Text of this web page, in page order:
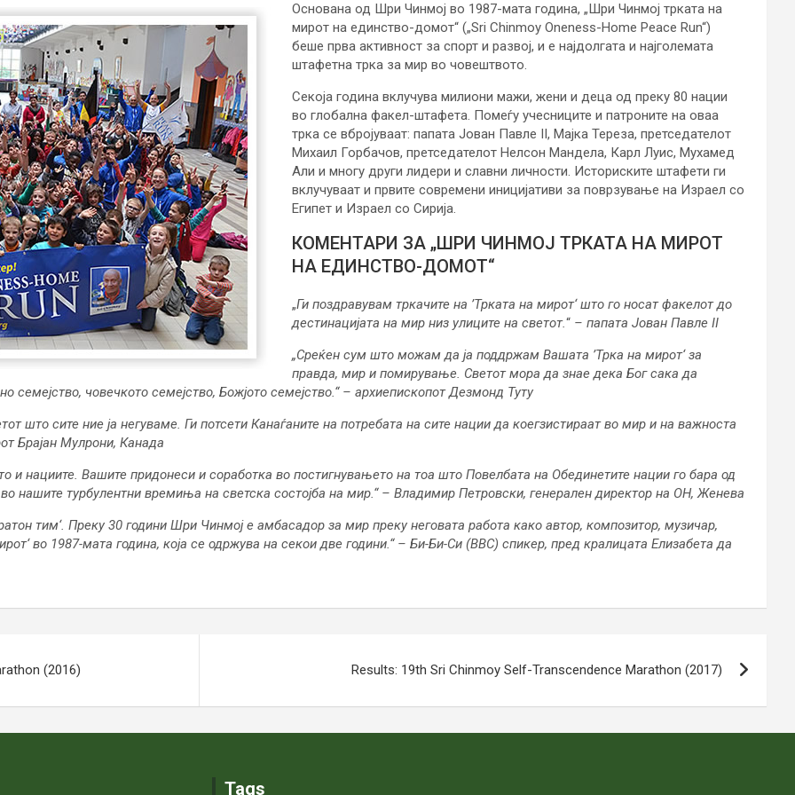
Основана од Шри Чинмој во 1987-мата година, „Шри Чинмој трката на
мирот на единство-домот“ („Sri Chinmoy Oneness-Home Peace Run“)
беше прва активност за спорт и развој, и е најдолгата и најголемата
штафетна трка за мир во човештвото.
Секоја година вклучува милиони мажи, жени и деца од преку 80 нации
во глобална факел-штафета. Помеѓу учесниците и патроните на оваа
трка се вбројуваат: папата Јован Павле II, Мајка Тереза, претседателот
Михаил Горбачов, претседателот Нелсон Мандела, Карл Луис, Мухамед
Али и многу други лидери и славни личности. Историските штафети ги
вклучуваат и првите современи иницијативи за поврзување на Израел со
Египет и Израел со Сирија.
КОМЕНТАРИ ЗА „ШРИ ЧИНМОЈ ТРКАТА НА МИРОТ
НА ЕДИНСТВО-ДОМОТ“
„Ги поздравувам тркачите на ’Трката на мирот‘ што го носат факелот до
дестинацијата на мир низ улиците на светот.“ – папата Јован Павле II
„Среќен сум што можам да ја поддржам Вашата ’Трка на мирот‘ за
правда, мир и помирување. Светот мора да знае дека Бог сака да
човечкото семејство, Божјото семејство.“ – архиепископот Дезмонд Туту
што сите ние ја негуваме. Ги потсети Канаѓаните на потребата на сите нации да коегзистираат во мир и на важноста
Брајан Мулрони, Канада
и нациите. Вашите придонеси и соработка во постигнувањето на тоа што Повелбата на Обединетите нации го бара од
нашите турбулентни времиња на светска состојба на мир.“ – Владимир Петровски, генерален директор на ОН, Женева
тим‘. Преку 30 години Шри Чинмој е амбасадор за мир преку неговата работа како автор, композитор, музичар,
во 1987-мата година, која се одржува на секои две години.“ – Би-Би-Си (BBC) спикер, пред кралицата Елизабета да
(2016) Results: 19th Sri Chinmoy Self-Transcendence Marathon (2017)
Tags